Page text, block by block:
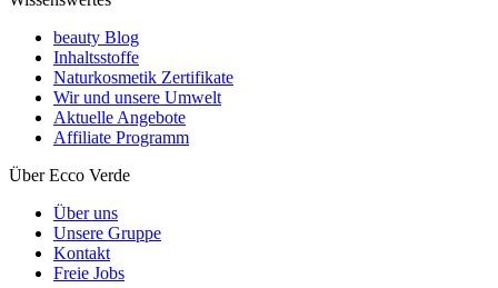
beauty Blog
Inhaltsstoffe
Naturkosmetik Zertifikate
Wir und unsere Umwelt
Aktuelle Angebote
Affiliate Programm
Über Ecco Verde
Über uns
Unsere Gruppe
Kontakt
Freie Jobs